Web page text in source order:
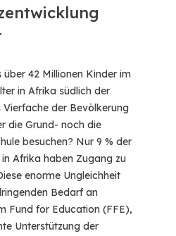
über 42 Millionen Kinder im
in Afrika südlich der
der Bevölkerung
die Grund- noch die
besuchen? Nur 9 % der
Afrika haben Zugang zu
enorme Ungleichheit
Bedarf an
Fund for Education (FFE),
Unterstützung der